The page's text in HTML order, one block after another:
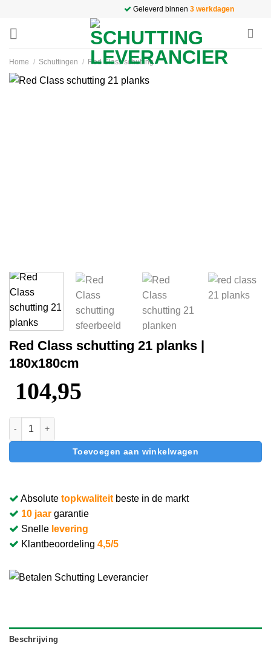
inhoud
Geleverd binnen 3 werkdagen
Home / Schuttingen / Red Class schutting
Red Class schutting 21 planks |
180x180cm
104,95
Red Class schutting 21 planks | 180x180cm aantal
Toevoegen aan winkelwagen
Absolute topkwaliteit beste in de markt
10 jaar garantie
Snelle levering
Klantbeoordeling 4,5/5
Beschrijving